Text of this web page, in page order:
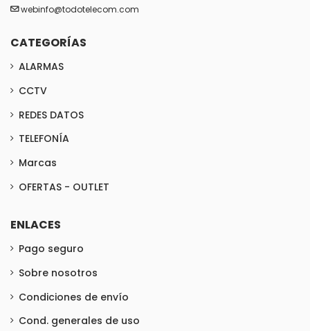
webinfo@todotelecom.com
CATEGORÍAS
ALARMAS
CCTV
REDES DATOS
TELEFONÍA
Marcas
OFERTAS - OUTLET
ENLACES
Pago seguro
Sobre nosotros
Condiciones de envío
Cond. generales de uso